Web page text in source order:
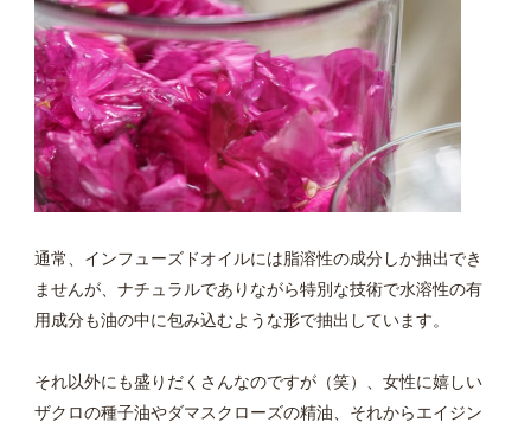
通常、インフューズドオイルには脂溶性の成分しか抽出でき
ませんが、ナチュラルでありながら特別な技術で水溶性の有
用成分も油の中に包み込むような形で抽出しています。
それ以外にも盛りだくさんなのですが（笑）、女性に嬉しい
ザクロの種子油やダマスクローズの精油、それからエイジン